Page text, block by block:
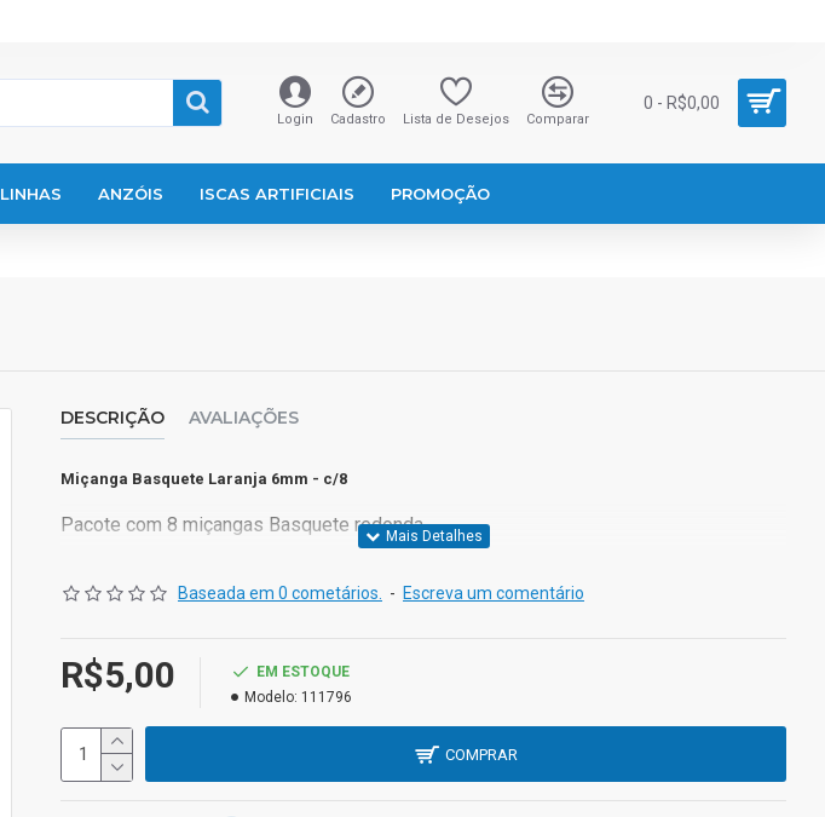
Login Cadastro Lista de Desejos Comparar
0 - R$0,00
LINHAS ANZÓIS ISCAS ARTIFICIAIS PROMOÇÃO
DESCRIÇÃO AVALIAÇÕES
Miçanga Basquete Laranja 6mm - c/8
Pacote com 8 miçangas Basquete redonda
-Tamanho: 6mm
-Cor: Laranja
Baseada em 0 cometários. - Escreva um comentário
R$5,00
EM ESTOQUE
Modelo: 111796
COMPRAR